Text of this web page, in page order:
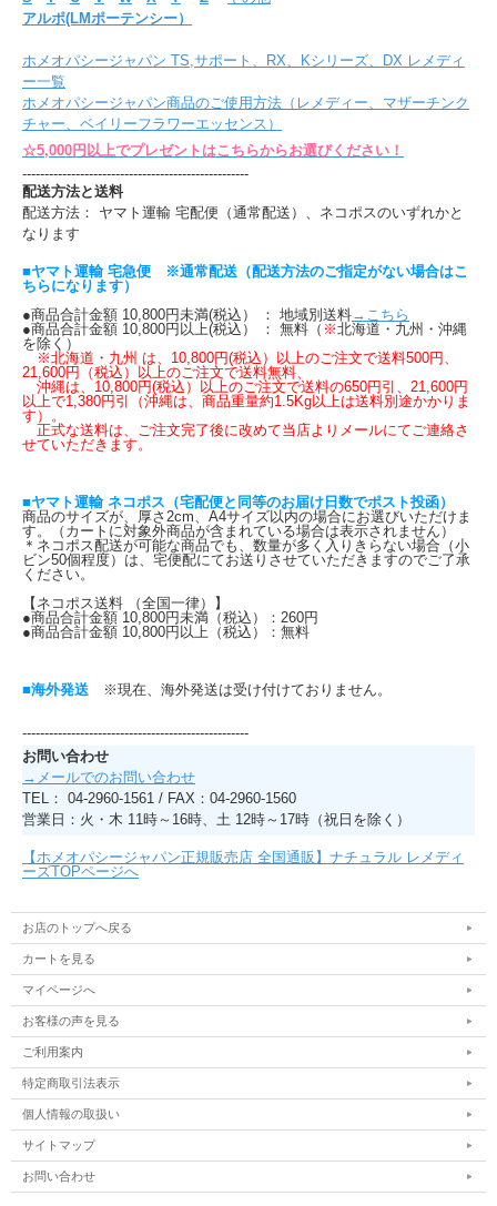
アルポ(LMポーテンシー）
ホメオパシージャパン TS,サポート、RX、Kシリーズ、DX レメディ
ー一覧
ホメオパシージャパン商品のご使用方法（レメディー、マザーチンク
チャー、ベイリーフラワーエッセンス）
☆5,000円以上でプレゼントはこちらからお選びください！
---------------------------------------------------
配送方法と送料
配送方法： ヤマト運輸 宅配便（通常配送）、ネコポスのいずれかと
なります
■ヤマト運輸 宅急便 ※通常配送（配送方法のご指定がない場合はこ
ちらになります）
●商品合計金額 10,800円未満(税込） ： 地域別送料→こちら
●商品合計金額 10,800円以上(税込） ： 無料（ ※北海道・九州・沖縄
を除く）
※北海道・九州 は、10,800円(税込）以上のご注文で送料500円、
21,600円（税込）以上のご注文で送料無料、
沖縄は、10,800円(税込）以上のご注文で送料の650円引、21,600円
以上で1,380円引（沖縄は、商品重量約1.5Kg以上は送料別途かかりま
す）。
正式な送料は、ご注文完了後に改めて当店よりメールにてご連絡さ
せていただきます。
■ヤマト運輸 ネコポス（宅配便と同等のお届け日数でポスト投函）
商品のサイズが、厚さ2cm、A4サイズ以内の場合にお選びいただけま
す。（カートに対象外商品が含まれている場合は表示されません）
＊ネコポス配送が可能な商品でも、数量が多く入りきらない場合（小
ビン50個程度）は、宅便配にてお送りさせていただきますのでご了承
ください。
【ネコポス送料 （全国一律）】
●商品合計金額 10,800円未満（税込）：260円
●商品合計金額 10,800円以上（税込）：無料
■海外発送 ※現在、海外発送は受け付けておりません。
---------------------------------------------------
お問い合わせ
→メールでのお問い合わせ
TEL： 04-2960-1561 / FAX：04-2960-1560
営業日：火・木 11時～16時、土 12時～17時（祝日を除く）
【ホメオパシージャパン正規販売店 全国通販】ナチュラル レメディ
ーズTOPページへ
お店のトップへ戻る
カートを見る
マイページへ
お客様の声を見る
ご利用案内
特定商取引法表示
個人情報の取扱い
サイトマップ
お問い合わせ